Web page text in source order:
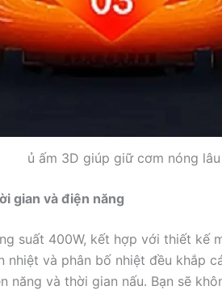
ủ ấm 3D giúp giữ cơm nóng lâu
gian và điện năng
suất 400W, kết hợp với thiết kế
nhiệt và phân bố nhiệt đều khắp
năng và thời gian nấu. Bạn sẽ